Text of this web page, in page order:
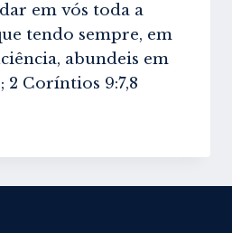
em vós toda a
tendo sempre, em
abundeis em
2 Coríntios 9:7,8